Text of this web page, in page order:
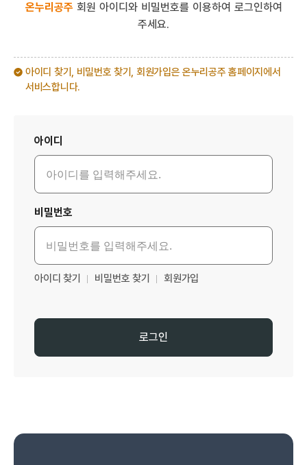
온누리공주 회원 아이디와 비밀번호를 이용하여 로그인하여
주세요.
아이디 찾기, 비밀번호 찾기, 회원가입은 온누리공주 홈페이지에서
서비스합니다.
아이디
비밀번호
아이디 찾기 비밀번호 찾기 회원가입
로그인